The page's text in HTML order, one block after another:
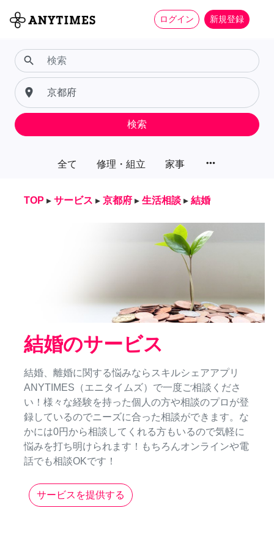
ログイン 新規登録
全て 修理・組立 家事 more_horiz
search
place
検索
TOP ▸ サービス ▸ 京都府 ▸ 生活相談 ▸ 結婚
結婚のサービス
結婚、離婚に関する悩みならスキルシェアアプリ
ANYTIMES（エニタイムズ）で一度ご相談くださ
い！様々な経験を持った個人の方や相談のプロが登
録しているのでニーズに合った相談ができます。な
かには0円から相談してくれる方もいるので気軽に
悩みを打ち明けられます！もちろんオンラインや電
話でも相談OKです！
サービスを提供する